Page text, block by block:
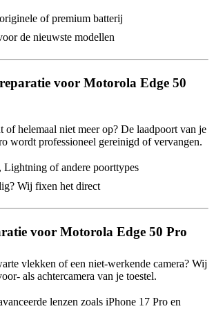
of premium batterij
de nieuwste modellen
voor Motorola Edge 50
of helemaal niet meer op? De laadpoort van je
wordt professioneel gereinigd of vervangen.
of andere poorttypes
Wij fixen het direct
voor Motorola Edge 50 Pro
vlekken of een niet-werkende camera? Wij
als achtercamera van je toestel.
lenzen zoals iPhone 17 Pro en